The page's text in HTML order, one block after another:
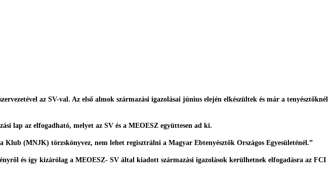
az SV-val. Az első almok származási igazolásai június elején elkészültek és már a tenyésztőknél
lap az elfogadható, melyet az SV és a MEOESZ együttesen ad ki.
(MNJK) törzskönyvez, nem lehet regisztrálni a Magyar Ebtenyésztők Országos Egyesületénél.”
és így kizárólag a MEOESZ- SV által kiadott származási igazolások kerülhetnek elfogadásra az FCI